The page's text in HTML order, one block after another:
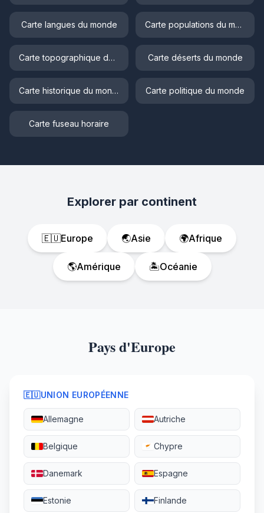
Carte langues du monde Carte populations du monde
Carte topographique du monde Carte déserts du monde
Carte historique du monde Carte politique du monde
Carte fuseau horaire
Explorer par continent
🇪🇺Europe 🌏Asie 🌍Afrique
🌎Amérique 🏝️Océanie
Pays d'Europe
🇪🇺UNION EUROPÉENNE
Allemagne Autriche
Belgique Chypre
Danemark Espagne
Estonie Finlande